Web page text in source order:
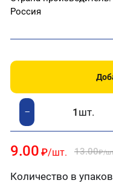
Россия
шт.
−
9.00 ₽/шт. 13.00₽/
Количество в